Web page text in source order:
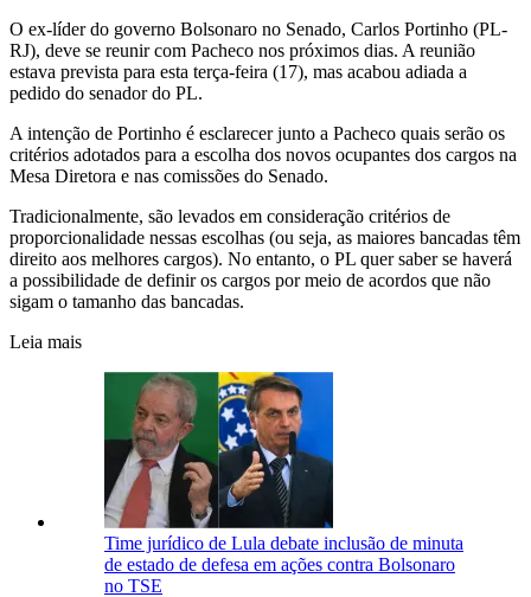
O ex-líder do governo Bolsonaro no Senado, Carlos Portinho (PL-
RJ), deve se reunir com Pacheco nos próximos dias. A reunião
estava prevista para esta terça-feira (17), mas acabou adiada a
pedido do senador do PL.
A intenção de Portinho é esclarecer junto a Pacheco quais serão os
critérios adotados para a escolha dos novos ocupantes dos cargos na
Mesa Diretora e nas comissões do Senado.
Tradicionalmente, são levados em consideração critérios de
proporcionalidade nessas escolhas (ou seja, as maiores bancadas têm
direito aos melhores cargos). No entanto, o PL quer saber se haverá
a possibilidade de definir os cargos por meio de acordos que não
sigam o tamanho das bancadas.
Leia mais
Time jurídico de Lula debate inclusão de minuta
de estado de defesa em ações contra Bolsonaro
no TSE